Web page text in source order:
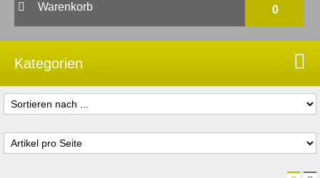
Warenkorb 0
Ihr Warenkorb ist leer.
Kategorien